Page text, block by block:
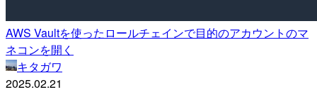
AWS Vaultを使ったロールチェインで目的のアカウントのマ
ネコンを開く
キタガワ
2025.02.21